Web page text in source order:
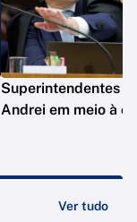
Superintendentes
Andrei em meio à
Ver tudo